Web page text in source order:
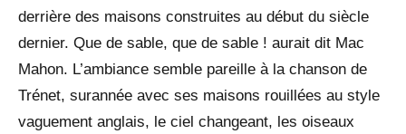
derrière des maisons construites au début du siècle
dernier. Que de sable, que de sable ! aurait dit Mac
Mahon. L’ambiance semble pareille à la chanson de
Trénet, surannée avec ses maisons rouillées au style
vaguement anglais, le ciel changeant, les oiseaux